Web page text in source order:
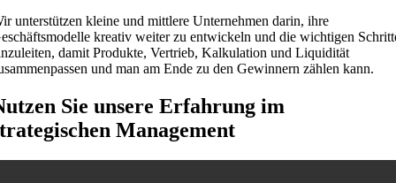
unterstützen kleine und mittlere Unternehmen darin, ihre
kreativ weiter zu entwickeln und die wichtigen
damit Produkte, Vertrieb, Kalkulation und Liquidität
und man am Ende zu den Gewinnern zählen kann.
Sie unsere Erfahrung im
Management